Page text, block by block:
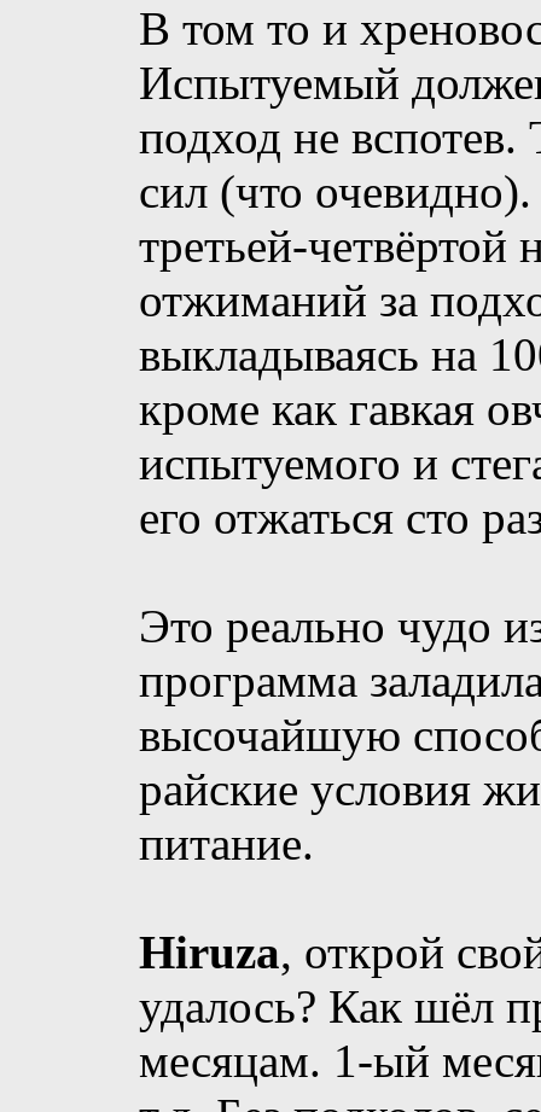
В том то и
Испытуемый
подход не вспотев.
сил (что
третьей-четвёртой
отжиманий за
выкладываясь на
кроме как гавкая
испытуемого и
его отжаться сто
Это реально чудо
программа
высочайшую
райские условия
питание.
Hiruza, открой
удалось? Как шёл
месяцам. 1-ый